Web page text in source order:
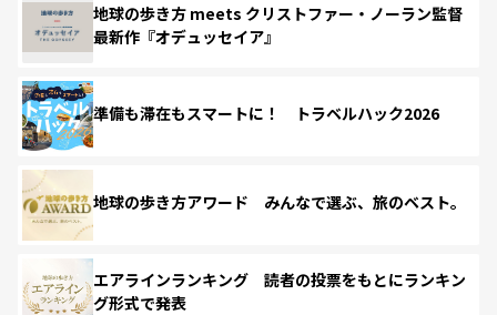
地球の歩き方 meets クリストファー・ノーラン監督
最新作『オデュッセイア』
準備も滞在もスマートに！ トラベルハック2026
地球の歩き方アワード みんなで選ぶ、旅のベスト。
エアラインランキング 読者の投票をもとにランキン
グ形式で発表